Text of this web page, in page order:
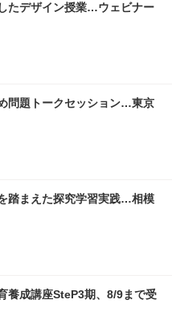
たデザイン授業…ウェビナー
問題トークセッション…東京
踏まえた探究学習実践…相模
養成講座SteP3期、8/9まで受